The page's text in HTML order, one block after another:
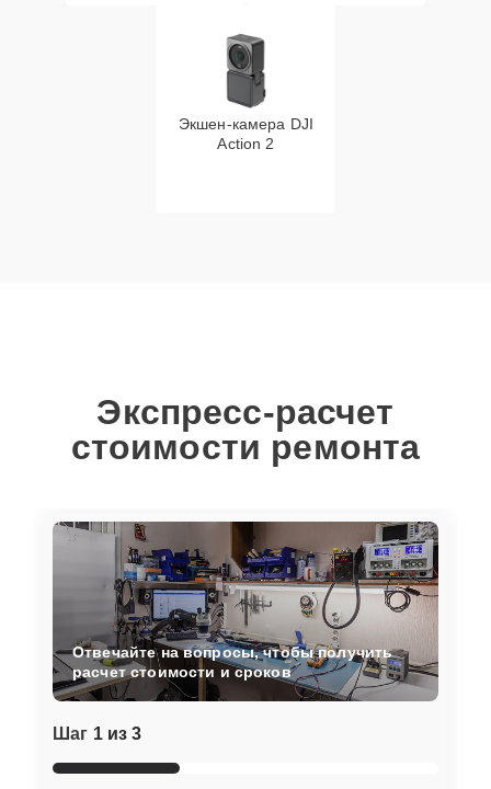
Экшен-камера DJI
Action 2
Экспресс-расчет
стоимости ремонта
Шаг 1 из 3
Отвечайте на вопросы, чтобы получить
расчет стоимости и сроков